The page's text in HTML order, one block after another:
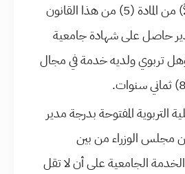
عليها في البند (أولاً) من المادة (5) من هذا القانون
حاصل على شهادة جامعية
تربوي ولديه خدمة في مجال
التربوية المفتوحة بدرجة مدير
مجلس الوزراء من بين
الجامعية على أن لا تقل